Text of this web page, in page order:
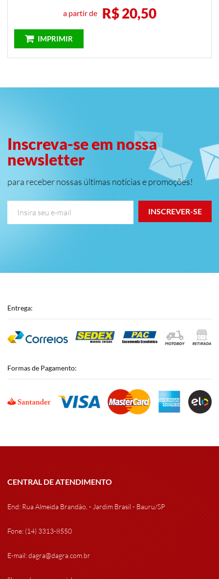
a partir de R$ 20,50
IMPRIMIR
Inscreva-se em nossa
newsletter
para receber nossas últimas notícias e promoções!
INSCREVER-SE
Entrega:
Formas de Pagamento:
CENTRAL DE ATENDIMENTO
End: Rua Almeida Brandão, - Jardim Brasil - Bauru/SP
Fone: (14) 3313-8550
E-mail: dagra@dagra.com.br